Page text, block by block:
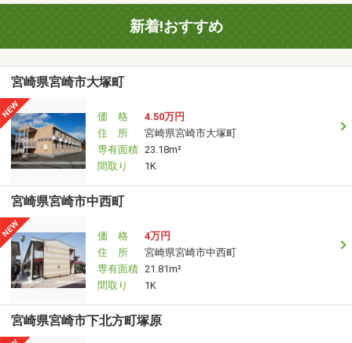
新着!おすすめ
宮崎県宮崎市大塚町
価 格
4.50万円
住 所
宮崎県宮崎市大塚町
専有面積 23.18m²
間取り
1K
宮崎県宮崎市中西町
価 格
4万円
住 所
宮崎県宮崎市中西町
専有面積 21.81m²
間取り
1K
宮崎県宮崎市下北方町塚原